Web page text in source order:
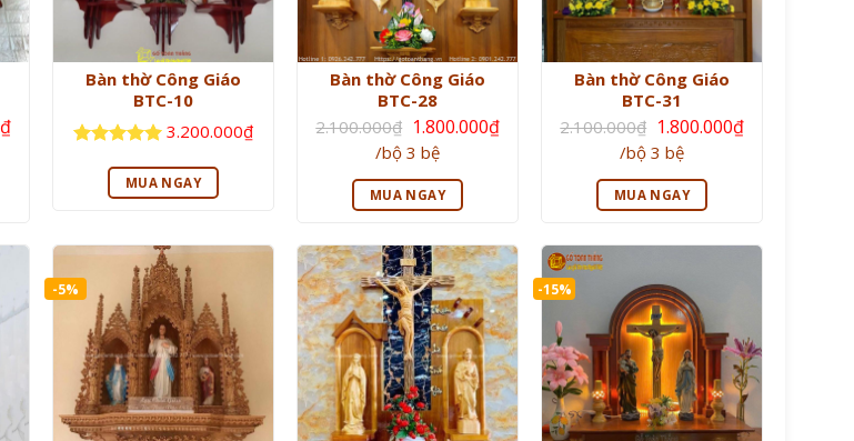
₫
Bàn thờ Công Giáo
BTC-10
hạng
5
3.200.000₫
MUA NGAY
Bàn thờ Công Giáo
BTC-28
2.100.000₫ Giá
gốc
là:
1.800.000₫
Giá
hiện
tại
là:
1.800.000₫.
/bộ 3 bệ
MUA NGAY
Bàn thờ Công Giáo
BTC-31
2.100.000₫ Giá
gốc
là:
1.800.000₫
Giá
hiện
tại
là:
1.800.000₫.
/bộ 3 bệ
MUA NGAY
-5% -15%